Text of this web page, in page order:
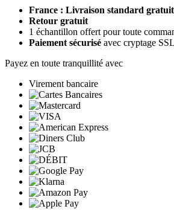
France : Livraison standard
Retour gratuit
1 échantillon offert pour toute
Paiement sécurisé avec cryptage SSL
Payez en toute tranquillité avec
Virement bancaire